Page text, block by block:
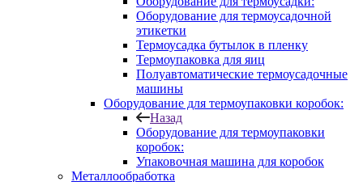
Оборудование для термоусадочной
этикетки
Термоусадка бутылок в пленку
Термоупаковка для яиц
Полуавтоматические термоусадочные
машины
Оборудование для термоупаковки коробок:
Назад
Оборудование для термоупаковки
коробок:
Упаковочная машина для коробок
Металлообработка